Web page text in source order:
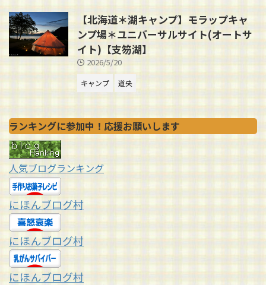
【北海道＊湖キャンプ】モラップキャ
ンプ場＊ユニバーサルサイト(オートサ
イト)【支笏湖】
2026/5/20
キャンプ 道央
ランキングに参加中！応援お願いします
人気ブログランキング
にほんブログ村
にほんブログ村
にほんブログ村